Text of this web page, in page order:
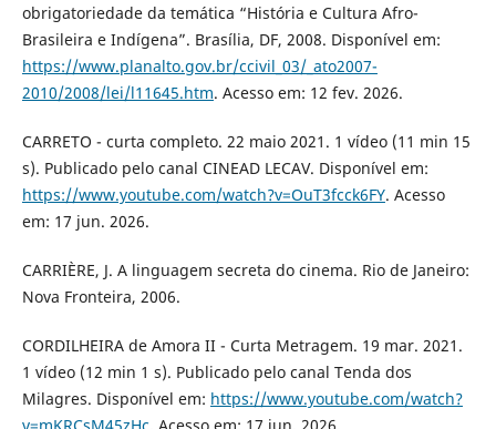
obrigatoriedade da temática “História e Cultura Afro-
Brasileira e Indígena”. Brasília, DF, 2008. Disponível em:
https://www.planalto.gov.br/ccivil_03/_ato2007-
2010/2008/lei/l11645.htm. Acesso em: 12 fev. 2026.
CARRETO - curta completo. 22 maio 2021. 1 vídeo (11 min 15
s). Publicado pelo canal CINEAD LECAV. Disponível em:
https://www.youtube.com/watch?v=OuT3fcck6FY. Acesso
em: 17 jun. 2026.
CARRIÈRE, J. A linguagem secreta do cinema. Rio de Janeiro:
Nova Fronteira, 2006.
CORDILHEIRA de Amora II - Curta Metragem. 19 mar. 2021.
1 vídeo (12 min 1 s). Publicado pelo canal Tenda dos
Milagres. Disponível em: https://www.youtube.com/watch?